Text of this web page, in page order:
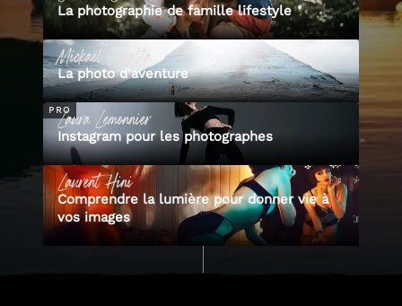
La photographie de famille lifestyle
Mickaël
La photo d'aventure
PRO
LauraLemonnier
Instagram pour les photographes
LaurentHini
Comprendre la lumière pour donner vie à
vos images